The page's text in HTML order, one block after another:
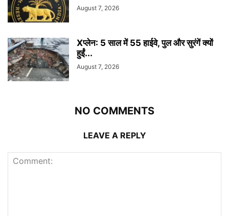
August 7, 2026
Xप्लेन: 5 साल में 55 हाईवे, पुल और सुरंगें क्यों
हुईं...
August 7, 2026
NO COMMENTS
LEAVE A REPLY